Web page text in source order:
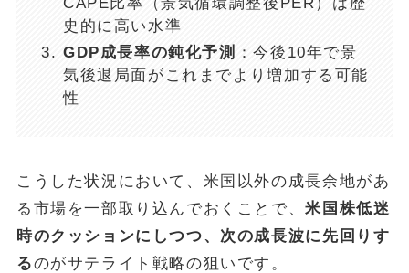
史的に高い水準
GDP成長率の鈍化予測
：今後10年で景
気後退局面がこれまでより増加する可能
性
こうした状況において、米国以外の成長余地があ
る市場を一部取り込んでおくことで、米国株低迷
時のクッションにしつつ、次の成長波に先回りす
るのがサテライト戦略の狙いです。